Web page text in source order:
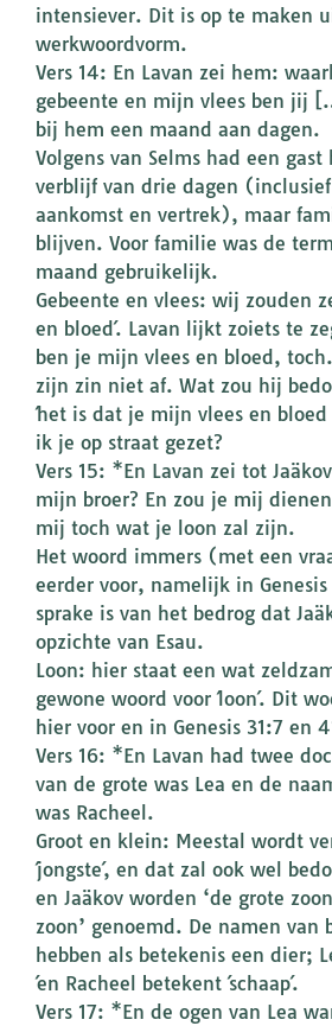
intensiever. Dit is op te maken
werkwoordvorm.
Vers 14: En Lavan zei hem:
gebeente en mijn vlees ben jij
bij hem een maand aan dagen.
Volgens van Selms had een
verblijf van drie dagen
aankomst en vertrek), maar
blijven. Voor familie was de
maand gebruikelijk.
Gebeente en vlees: wij zouden
en bloed´. Lavan lijkt zoiets te
ben je mijn vlees en bloed,
zijn zin niet af. Wat zou hij
´het is dat je mijn vlees en
ik je op straat gezet?
Vers 15: *En Lavan zei tot
mijn broer? En zou je mij
mij toch wat je loon zal zijn.
Het woord immers (met een
eerder voor, namelijk in
sprake is van het bedrog dat
opzichte van Esau.
Loon: hier staat een wat
gewone woord voor ´loon´. Dit
hier voor en in Genesis 31:7 en
Vers 16: *En Lavan had twee
van de grote was Lea en de
was Racheel.
Groot en klein: Meestal wordt
´jongste´, en dat zal ook wel
en Jaäkov worden ‘de grote
zoon’ genoemd. De namen van
hebben als betekenis een dier;
´en Racheel betekent ´schaap´.
Vers 17: *En de ogen van Lea